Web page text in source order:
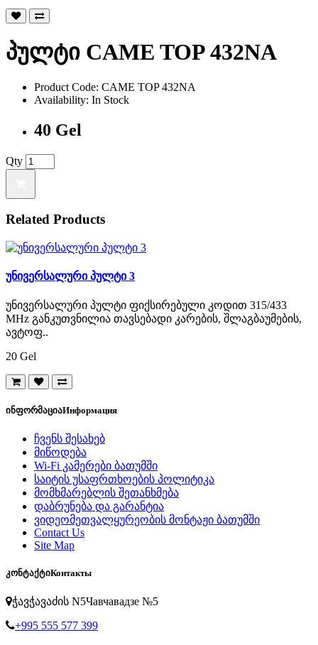
პულტი CAME TOP 432NA
Product Code: CAME TOP 432NA
Availability: In Stock
40 Gel
Qty
Related Products
უნივერსალური პულტი 3
უნივერსალური პულტი ფიქსირებული კოდით 315/433
MHz განკუთვნილია თავსებადი კარების, შლაგბაუმების,
ავტოფ..
20 Gel
ინფორმაციაИнформация
ჩვენს შესახებ
მიწოდება
Wi-Fi კამერები ბათუმში
საიტის უსაფრთხოების პოლიტიკა
მომხმარებლის შეთანხმება
დაბრუნება და გარანტია
ვიდეომეთვალყურეობის მონტაჟი ბათუმში
Contact Us
Site Map
კონტაქტიКонтакты
ჭავჭავაძის N5Чавчавадзе №5
+995 555 577 399